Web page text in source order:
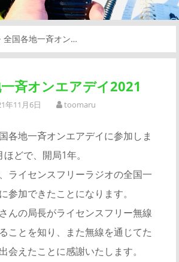
全国各地一斉オン…
斉オンエアデイ2021
年11月6日 toomaru
各地一斉オンエアデイに参加しま
どで、開局1年。
ライセンスフリーラジオの全国一
参加できたことになります。
んの局長がライセンスフリー無線
ことを知り、また無線を通じてた
会えたことに感謝いたします。